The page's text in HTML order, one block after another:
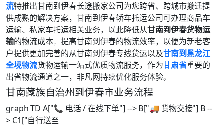
流特推出甘南到伊春长途搬家公司为您跨省、跨城市搬迁提
供成熟的解决方案，甘南到伊春轿车托运公司可办理商品车
运输、私家车托运相关业务，以此降低从甘南到伊春货物运
输的物流成本，提高甘南到伊春的物流效率，以便为新老客
户提供更加完善的从甘南到伊春专线货运以及甘南到黑龙江
全境物流货物运输一站式优质物流服务，作为甘肃省重要的
出省物流通道之一，非凡网持续优化服务体验。
甘南藏族自治州到伊春市业务流程
graph TD A["📞 电话 / 在线下单"] --> B["🚚 货物交接"] B --
> C1["自行送至